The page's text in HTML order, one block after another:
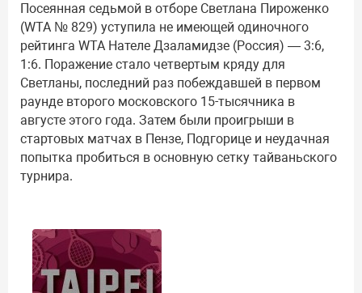
Посеянная седьмой в отборе Светлана Пироженко
(WTA № 829) уступила не имеющей одиночного
рейтинга WTA Нателе Дзаламидзе (Россия) — 3:6,
1:6. Поражение стало четвертым кряду для
Светланы, последний раз побеждавшей в первом
раунде второго московского 15-тысячника в
августе этого года. Затем были проигрыши в
стартовых матчах в Пензе, Подгорице и неудачная
попытка пробиться в основную сетку тайваньского
турнира.